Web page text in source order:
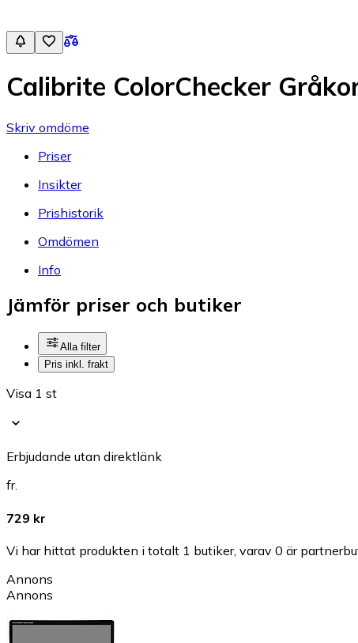
Calibrite ColorChecker
Skriv omdöme
Priser
Insikter
Prishistorik
Omdömen
Info
Jämför priser och butiker
Alla filter
Pris inkl. frakt
Visa 1 st
Erbjudande utan direktlänk
fr.
729 kr
Vi har hittat produkten i totalt 1 butiker, varav 0 är
Annons
Annons